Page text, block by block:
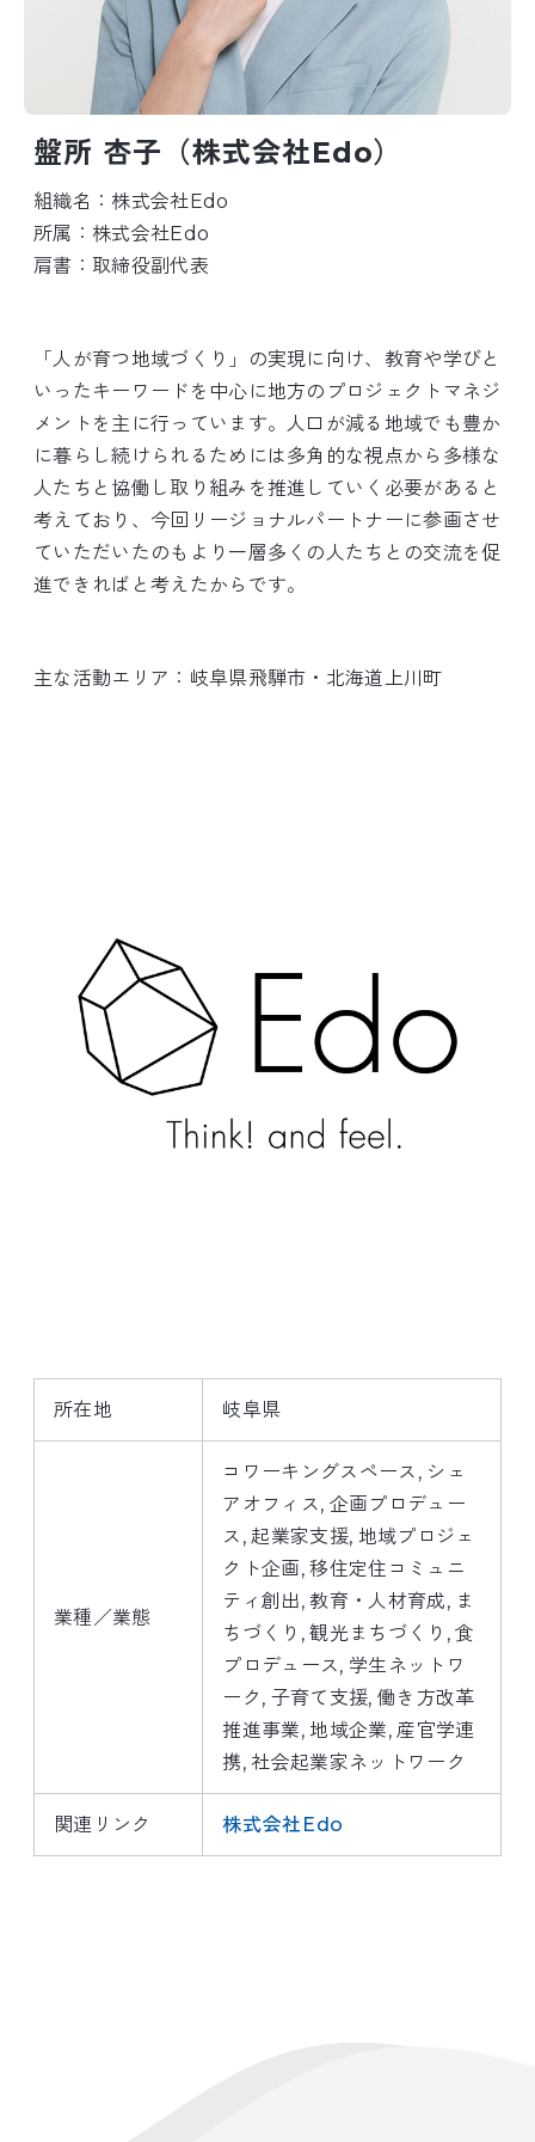
盤所 杏子（株式会社Edo）
組織名：株式会社Edo
所属：株式会社Edo
肩書：取締役副代表
「人が育つ地域づくり」の実現に向け、教育や学びと
いったキーワードを中心に地方のプロジェクトマネジ
メントを主に行っています。人口が減る地域でも豊か
に暮らし続けられるためには多角的な視点から多様な
人たちと協働し取り組みを推進していく必要があると
考えており、今回リージョナルパートナーに参画させ
ていただいたのもより一層多くの人たちとの交流を促
進できればと考えたからです。
主な活動エリア：岐阜県飛騨市・北海道上川町
所在地 岐阜県
業種／業態
コワーキングスペース
シェ
アオフィス 企画プロデュー
ス 起業家支援 地域プロジェ
クト企画 移住定住コミュニ
ティ創出 教育・人材育成
ま
ちづくり
観光まちづくり
食
プロデュース 学生ネットワ
ーク 子育て支援 働き方改革
推進事業 地域企業 産官学連
携 社会起業家ネットワーク
関連リンク 株式会社Edo